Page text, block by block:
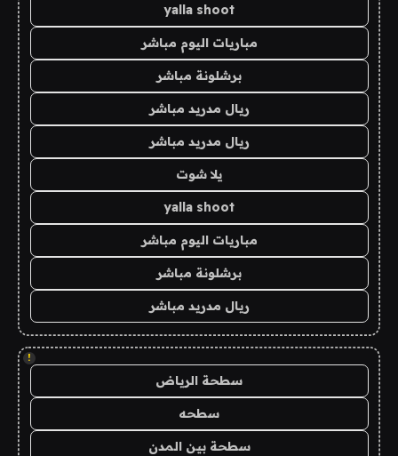
yalla shoot
مباريات اليوم مباشر
برشلونة مباشر
ريال مدريد مباشر
ريال مدريد مباشر
يلا شوت
yalla shoot
مباريات اليوم مباشر
برشلونة مباشر
ريال مدريد مباشر
!
سطحة الرياض
سطحه
سطحة بين المدن